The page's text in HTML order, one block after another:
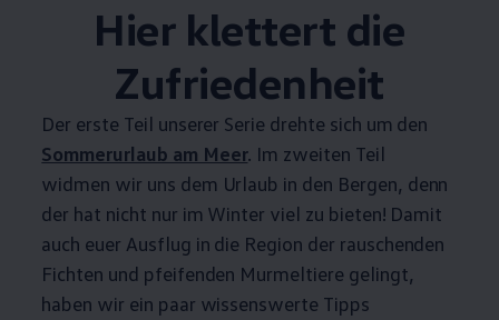
Hier klettert die
Zufriedenheit
Der erste Teil unserer Serie drehte sich um den
Sommerurlaub am Meer. Im zweiten Teil
widmen wir uns dem Urlaub in den Bergen, denn
der hat nicht nur im Winter viel zu bieten! Damit
auch euer Ausflug in die Region der rauschenden
Fichten und pfeifenden Murmeltiere gelingt,
haben wir ein paar wissenswerte Tipps